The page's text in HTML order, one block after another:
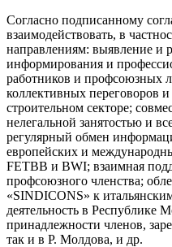
Согласно подписанному
взаимо­действовать, в
направлениям: выявление и
информирования и
работников и профсо­юзных
коллективных перегово­ров
строительном секторе;
нелегаль­ной занятостью и
регулярный обмен
европейских и
FETBB и BWI; взаимная
профсоюзного членства;
«SINDICONS» к
деятельность в Республике
принадлежности членов,
так и в Р. Молдова, и др.